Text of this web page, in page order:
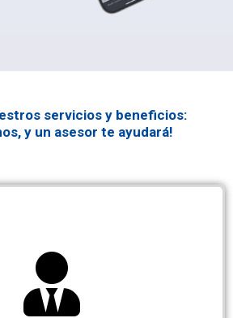
servicios y beneficios:
y un asesor te ayudará!